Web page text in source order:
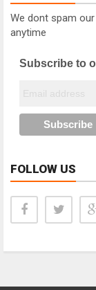
We dont spam
anytime
Subscribe to
FOLLOW US